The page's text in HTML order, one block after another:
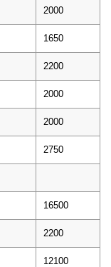
2000
1650
2200
2000
2000
2750
16500
2200
12100